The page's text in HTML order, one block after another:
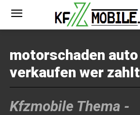
motorschaden auto
verkaufen wer zahlt
Kfzmobile Thema -